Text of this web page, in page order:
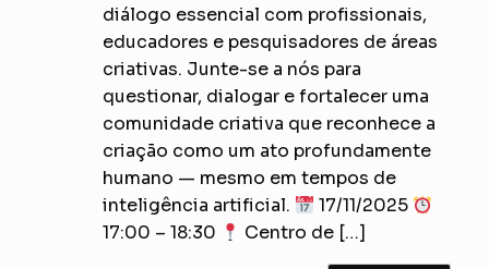
diálogo essencial com profissionais,
educadores e pesquisadores de áreas
criativas. Junte-se a nós para
questionar, dialogar e fortalecer uma
comunidade criativa que reconhece a
criação como um ato profundamente
humano — mesmo em tempos de
inteligência artificial.
17/11/2025
17:00 – 18:30
Centro de […]